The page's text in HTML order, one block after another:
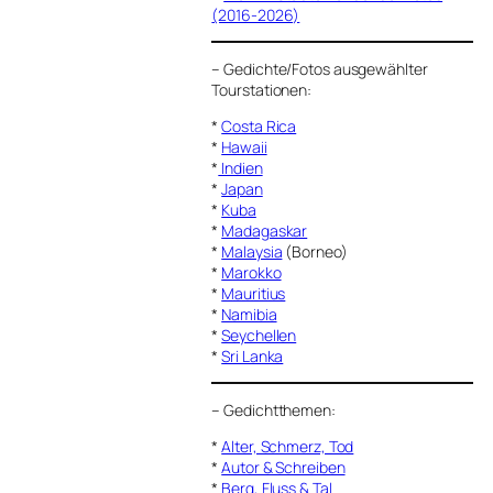
(2016-2026)
–Gedichte/Fotos ausgewählter
Tourstationen:
*Costa Rica
* Hawaii
* Indien
*Japan
* Kuba
* Madagaskar
* Malaysia (Borneo)
* Marokko
* Mauritius
* Namibia
*Seychellen
*Sri Lanka
–Gedichtthemen:
*Alter, Schmerz, Tod
*Autor & Schreiben
* Berg, Fluss & Tal